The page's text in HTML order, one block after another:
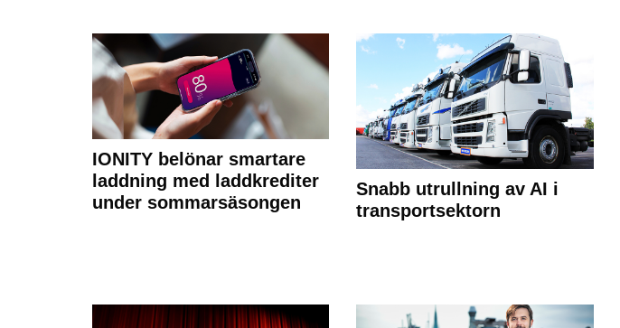
IONITY belönar smartare
laddning med laddkrediter
under sommarsäsongen
Snabb utrullning av AI i
transportsektorn